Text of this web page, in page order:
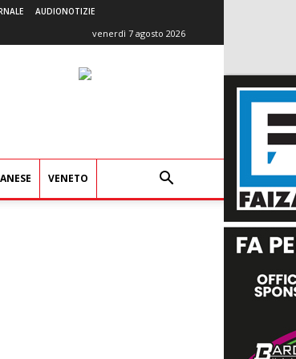
AUDIONOTIZIE
venerdì 7 agosto 2026
VENETO